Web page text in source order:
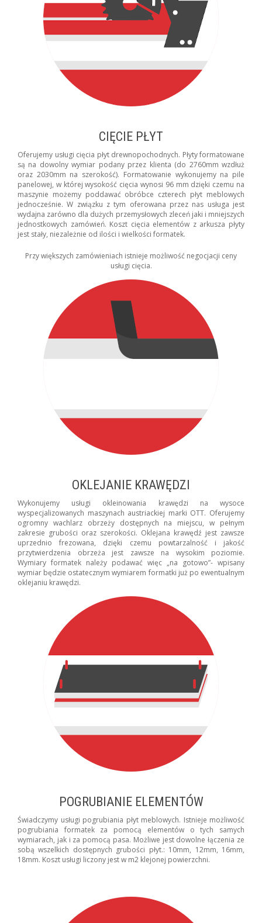
CIĘCIE PŁYT
Oferujemy usługi cięcia płyt drewnopochodnych. Płyty formatowane
są na dowolny wymiar podany przez klienta (do 2760mm wzdłuż
oraz 2030mm na szerokość). Formatowanie wykonujemy na pile
panelowej, w której wysokość cięcia wynosi 96 mm dzięki czemu na
maszynie możemy poddawać obróbce czterech płyt meblowych
jednocześnie. W związku z tym oferowana przez nas usługa jest
wydajna zarówno dla dużych przemysłowych zleceń jaki i mniejszych
jednostkowych zamówień. Koszt cięcia elementów z arkusza płyty
jest stały, niezależnie od ilości i wielkości formatek.
Przy większych zamówieniach istnieje możliwość negocjacji ceny
usługi cięcia.
OKLEJANIE KRAWĘDZI
Wykonujemy usługi okleinowania krawędzi na wysoce
wyspecjalizowanych maszynach austriackiej marki OTT. Oferujemy
ogromny wachlarz obrzeży dostępnych na miejscu, w pełnym
zakresie grubości oraz szerokości. Oklejana krawędź jest zawsze
uprzednio frezowana, dzięki czemu powtarzalność i jakość
przytwierdzenia obrzeża jest zawsze na wysokim poziomie.
Wymiary formatek należy podawać więc „na gotowo”- wpisany
wymiar będzie ostatecznym wymiarem formatki już po ewentualnym
oklejaniu krawędzi.
POGRUBIANIE ELEMENTÓW
Świadczymy usługi pogrubiania płyt meblowych. Istnieje możliwość
pogrubiania formatek za pomocą elementów o tych samych
wymiarach, jak i za pomocą pasa. Możliwe jest dowolne łączenia ze
sobą wszelkich dostępnych grubości płyt.: 10mm, 12mm, 16mm,
18mm. Koszt usługi liczony jest w m2 klejonej powierzchni.